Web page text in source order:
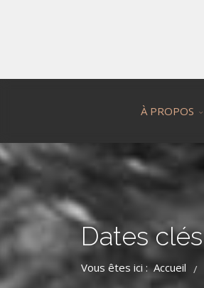
À PROPOS
Dates clés
Vous êtes ici : Accueil /